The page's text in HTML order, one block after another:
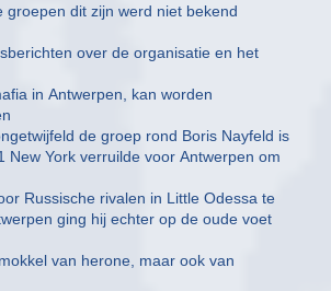
groepen dit zijn werd niet bekend
over de organisatie en het
in Antwerpen, kan worden
de groep rond Boris Nayfeld is
New York verruilde voor Antwerpen om
Russische rivalen in Little Odessa te
ging hij echter op de oude voet
van herone, maar ook van